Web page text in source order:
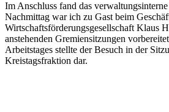
Im Anschluss fand das
Nachmittag war ich zu Gast beim
Wirtschaftsförderungsgesellschaft Klaus
anstehenden Gremiensitzungen
Arbeitstages stellte der Besuch in der
Kreistagsfraktion dar.